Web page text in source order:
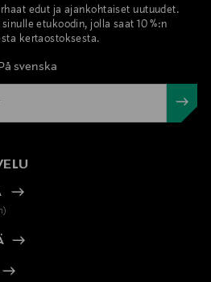
edut ja ajankohtaiset uutuudet.
etukoodin, jolla saat 10 %:n
kertaostoksesta.
På svenska